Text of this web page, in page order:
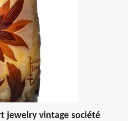
jewelry vintage société